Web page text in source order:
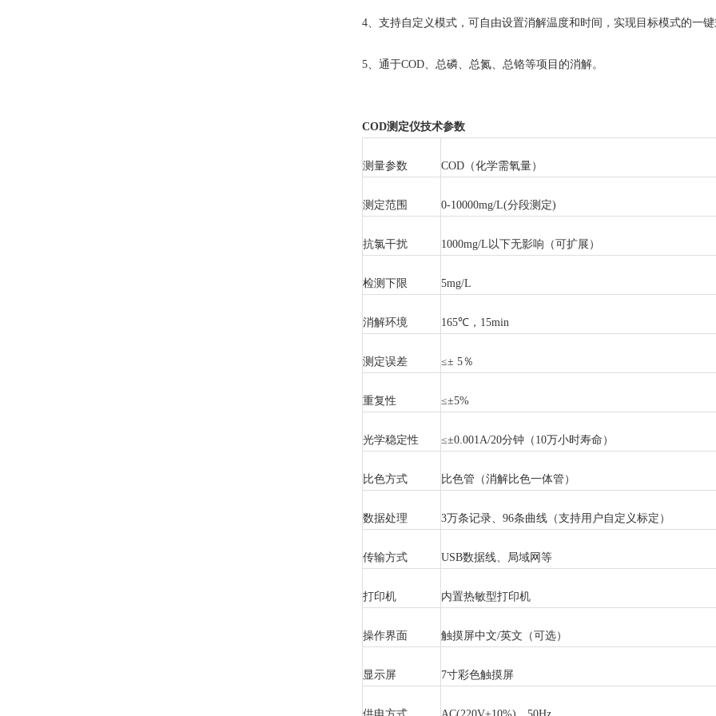
4、支持自定义模式，可自由设置消解温度和时间，实现目标模式的一
5、通于COD、总磷、总氮、总铬等项目的消解。
COD测定仪技术参数
测量参数 COD（化学需氧量）
测定范围 0-10000mg/L(分段测定)
抗氯干扰 1000mg/L以下无影响（可扩展）
检测下限 5mg/L
消解环境 165℃，15min
测定误差 ≤± 5％
重复性 ≤±5%
光学稳定性 ≤±0.001A/20分钟（10万小时寿命）
比色方式 比色管（消解比色一体管）
数据处理 3万条记录、96条曲线（支持用户自定义标定）
传输方式 USB数据线、局域网 等
打印机 内置热敏型打印机
操作界面 触摸屏中文/英文（可选）
显示屏 7寸彩色触摸屏